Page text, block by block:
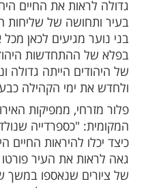
הקהילה היהודית
הייתר, נכחו המבקרים
השואה שנמצאים בעיר.
"מקור חיים" שפועל
בית הכנסת שרה בו
בית הכנסת, פעלה
יהדות בפורטו.